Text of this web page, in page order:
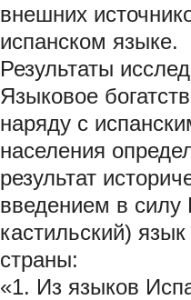
внешних
испанском языке.
Результаты
Языковое
наряду с
населения
результат
введением в силу
кастильский)
страны:
«1. Из языков